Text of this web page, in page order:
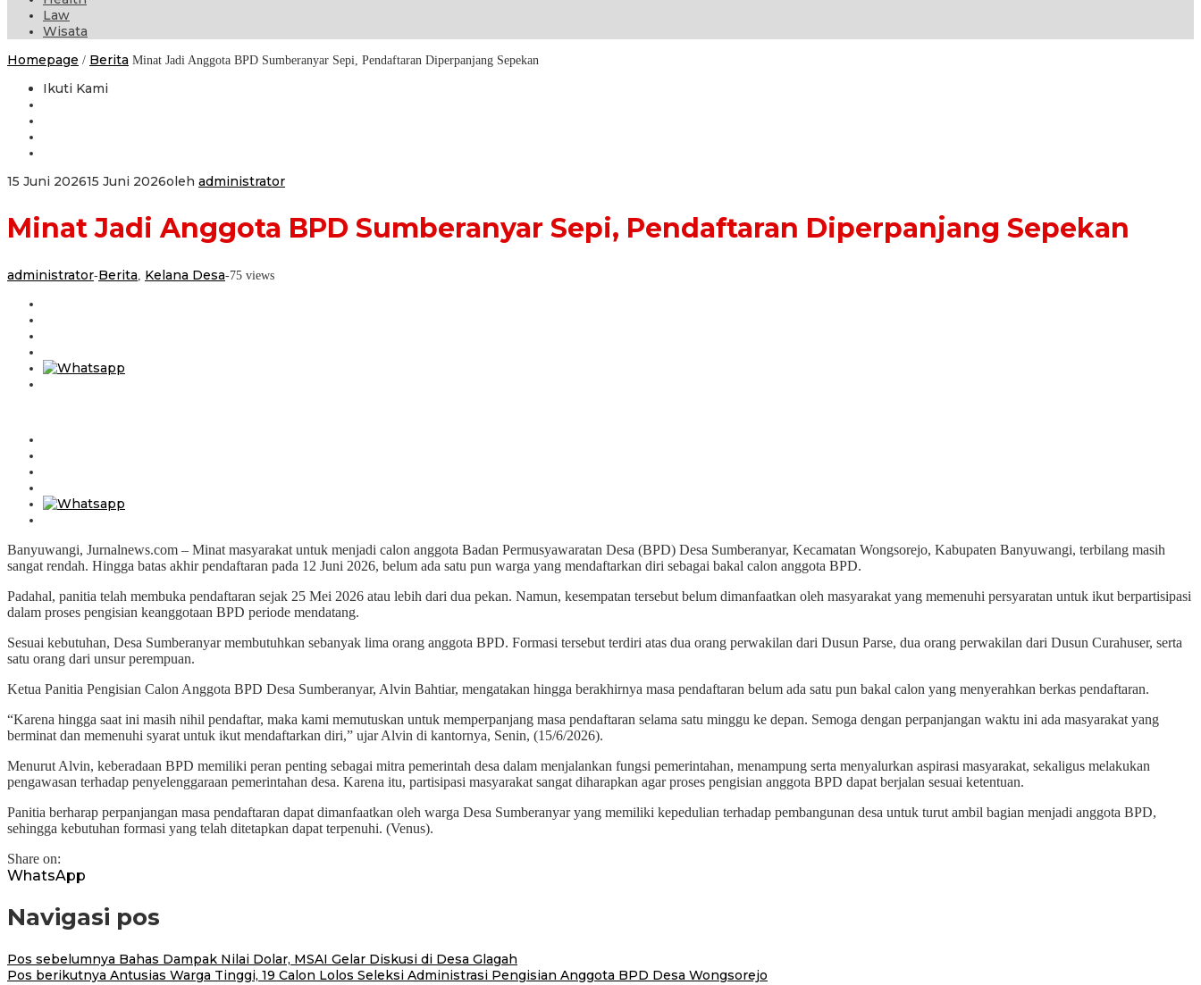
Law
Wisata
Homepage / Berita Minat Jadi Anggota BPD Sumberanyar Sepi, Pendaftaran Diperpanjang Sepekan
Ikuti Kami
15 Juni 202615 Juni 2026oleh administrator
Minat Jadi Anggota BPD Sumberanyar Sepi, Pendaftaran Diperpanjang Sepekan
administrator-Berita Kelana Desa-75 views
Banyuwangi, Jurnalnews.com – Minat masyarakat untuk menjadi calon anggota Badan Permusyawaratan Desa (BPD) Desa Sumberanyar, Kecamatan Wongsorejo, Kabupaten Banyuwangi, terbilang masih
sangat rendah. Hingga batas akhir pendaftaran pada 12 Juni 2026, belum ada satu pun warga yang mendaftarkan diri sebagai bakal calon anggota BPD.
Padahal, panitia telah membuka pendaftaran sejak 25 Mei 2026 atau lebih dari dua pekan. Namun, kesempatan tersebut belum dimanfaatkan oleh masyarakat yang memenuhi persyaratan untuk ikut berpartisipasi
dalam proses pengisian keanggotaan BPD periode mendatang.
Sesuai kebutuhan, Desa Sumberanyar membutuhkan sebanyak lima orang anggota BPD. Formasi tersebut terdiri atas dua orang perwakilan dari Dusun Parse, dua orang perwakilan dari Dusun Curahuser, serta
satu orang dari unsur perempuan.
Ketua Panitia Pengisian Calon Anggota BPD Desa Sumberanyar, Alvin Bahtiar, mengatakan hingga berakhirnya masa pendaftaran belum ada satu pun bakal calon yang menyerahkan berkas pendaftaran.
“Karena hingga saat ini masih nihil pendaftar, maka kami memutuskan untuk memperpanjang masa pendaftaran selama satu minggu ke depan. Semoga dengan perpanjangan waktu ini ada masyarakat yang
berminat dan memenuhi syarat untuk ikut mendaftarkan diri,” ujar Alvin di kantornya, Senin, (15/6/2026).
Menurut Alvin, keberadaan BPD memiliki peran penting sebagai mitra pemerintah desa dalam menjalankan fungsi pemerintahan, menampung serta menyalurkan aspirasi masyarakat, sekaligus melakukan
pengawasan terhadap penyelenggaraan pemerintahan desa. Karena itu, partisipasi masyarakat sangat diharapkan agar proses pengisian anggota BPD dapat berjalan sesuai ketentuan.
Panitia berharap perpanjangan masa pendaftaran dapat dimanfaatkan oleh warga Desa Sumberanyar yang memiliki kepedulian terhadap pembangunan desa untuk turut ambil bagian menjadi anggota BPD,
sehingga kebutuhan formasi yang telah ditetapkan dapat terpenuhi. (Venus).
Share on:
WhatsApp
Navigasi pos
Pos sebelumnya Bahas Dampak Nilai Dolar, MSAI Gelar Diskusi di Desa Glagah
Pos berikutnya Antusias Warga Tinggi, 19 Calon Lolos Seleksi Administrasi Pengisian Anggota BPD Desa Wongsorejo